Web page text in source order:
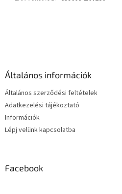
Általános információk
Általános szerződési feltételek
Adatkezelési tájékoztató
Információk
Lépj velünk kapcsolatba
Facebook